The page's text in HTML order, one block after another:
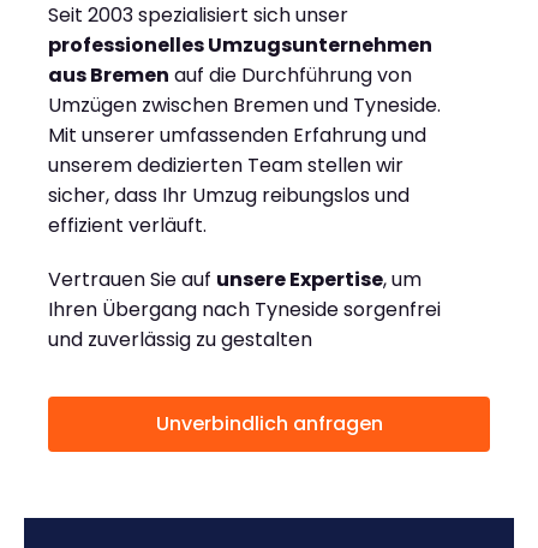
Seit 2003 spezialisiert sich unser
professionelles Umzugsunternehmen
aus Bremen auf die Durchführung von
Umzügen zwischen Bremen und Tyneside.
Mit unserer umfassenden Erfahrung und
unserem dedizierten Team stellen wir
sicher, dass Ihr Umzug reibungslos und
effizient verläuft.
Vertrauen Sie auf unsere Expertise, um
Ihren Übergang nach Tyneside sorgenfrei
und zuverlässig zu gestalten
Unverbindlich anfragen